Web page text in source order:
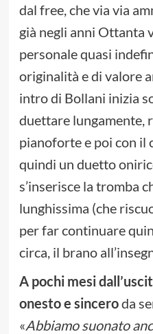
dal free, che via via
già negli anni Ottanta
personale quasi
originalità e di valore
intro di Bollani inizia
duettare lungamente,
pianoforte e poi con il
quindi un duetto
s’inserisce la tromba
lunghissima (che
per far continuare
circa, il brano
A pochi mesi
onesto e sinceroda
«Abbiamo suonato